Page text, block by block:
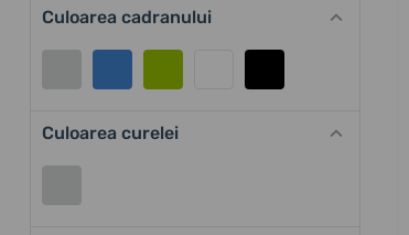
Culoarea cadranului
Culoarea curelei